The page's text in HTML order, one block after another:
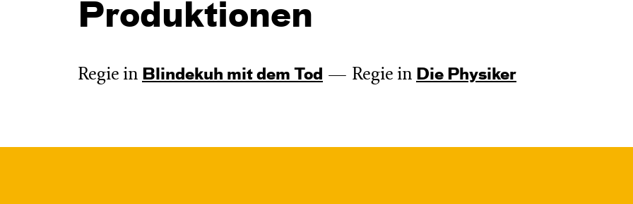
Produktionen
Regie in Blinde­kuh mit dem Tod Regie in Die Physiker